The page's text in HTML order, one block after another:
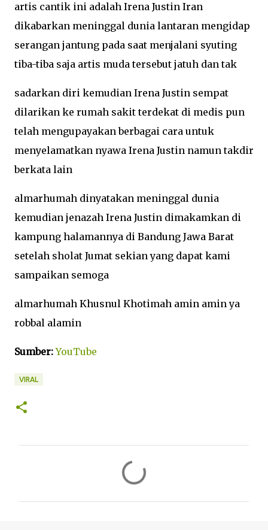
artis cantik ini adalah Irena Justin Iran
dikabarkan meninggal dunia lantaran mengidap
serangan jantung pada saat menjalani syuting
tiba-tiba saja artis muda tersebut jatuh dan tak
sadarkan diri kemudian Irena Justin sempat
dilarikan ke rumah sakit terdekat di medis pun
telah mengupayakan berbagai cara untuk
menyelamatkan nyawa Irena Justin namun takdir
berkata lain
almarhumah dinyatakan meninggal dunia
kemudian jenazah Irena Justin dimakamkan di
kampung halamannya di Bandung Jawa Barat
setelah sholat Jumat sekian yang dapat kami
sampaikan semoga
almarhumah Khusnul Khotimah amin amin ya
robbal alamin
Sumber: YouTube
VIRAL